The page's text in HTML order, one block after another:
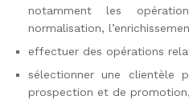
notamment les
normalisation,
effectuer des opérations
sélectionner une clientèle
prospection et de promotion,